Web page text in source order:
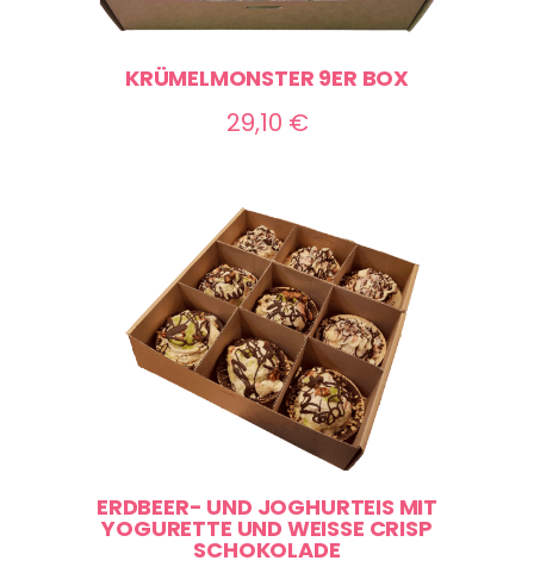
KRÜMELMONSTER 9ER BOX
29,10 €
ERDBEER- UND JOGHURTEIS MIT
YOGURETTE UND WEISSE CRISP S
CHOKOLADE